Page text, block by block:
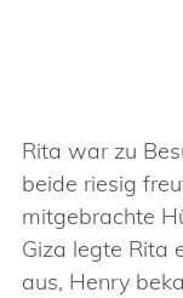
Rita war zu
beide riesig
mitgebrachte
Giza legte Rita
aus, Henry